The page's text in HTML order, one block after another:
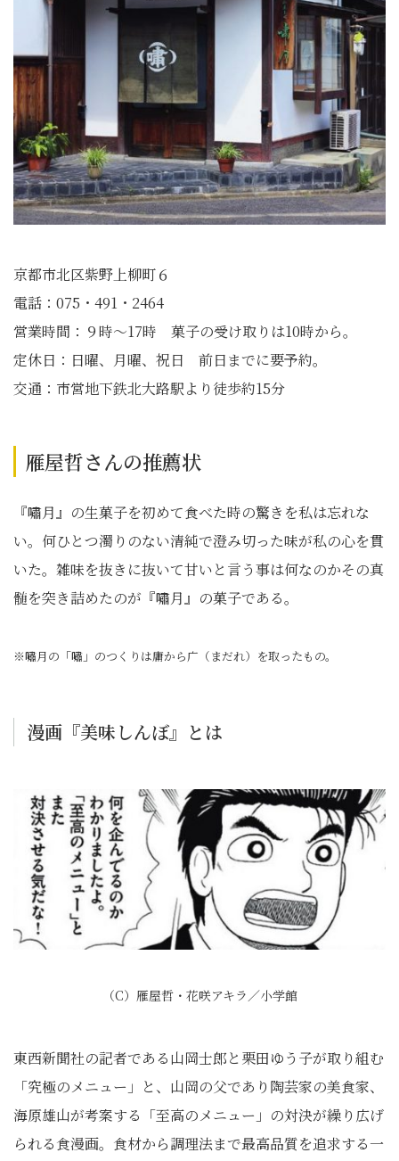
京都市北区紫野上柳町６
電話：075・491・2464
営業時間：９時～17時 菓子の受け取りは10時から。
定休日：日曜、月曜、祝日 前日までに要予約。
交通：市営地下鉄北大路駅より徒歩約15分
雁屋哲さんの推薦状
『嘯月』の生菓子を初めて食べた時の驚きを私は忘れな
い。何ひとつ濁りのない清純で澄み切った味が私の心を貫
いた。雑味を抜きに抜いて甘いと言う事は何なのかその真
髄を突き詰めたのが『嘯月』の菓子である。
※嘯月の「嘯」のつくりは庸から广（まだれ）を取ったもの。
漫画『美味しんぼ』とは
（C）雁屋哲・花咲アキラ／小学館
東西新聞社の記者である山岡士郎と栗田ゆう子が取り組む
「究極のメニュー」と、山岡の父であり陶芸家の美食家、
海原雄山が考案する「至高のメニュー」の対決が繰り広げ
られる食漫画。食材から調理法まで最高品質を追求する一